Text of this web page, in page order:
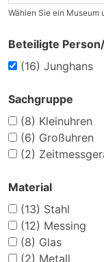
Wählen Sie ein Museum
Beteiligte
(16) Junghans
Sachgruppe
(8) Kleinuhren
(6) Großuhren
(2)
Material
(13) Stahl
(12) Messing
(8) Glas
(2) Metall